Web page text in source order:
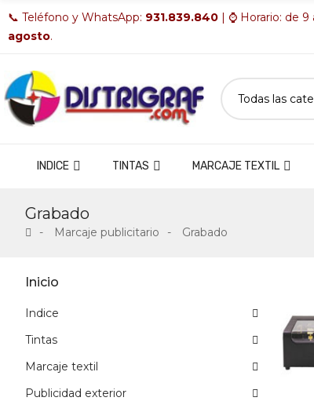
📞 Teléfono y WhatsApp: 931.839.840 | ⌚ Horario: de 9
agosto.
INDICE TINTAS MARCAJE TEXTIL
Grabado
Marcaje publicitario Grabado
Inicio
Indice
Tintas
Marcaje textil
Publicidad exterior